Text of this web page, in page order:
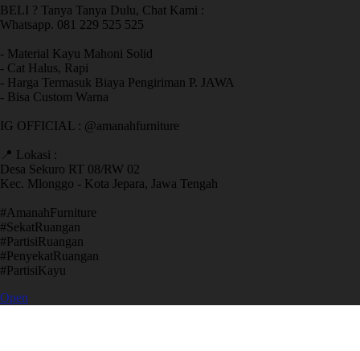
BELI ? Tanya Tanya Dulu, Chat Kami :
Whatsapp. 081 229 525 525
- Material Kayu Mahoni Solid
- Cat Halus, Rapi
- Harga Termasuk Biaya Pengiriman P. JAWA
- Bisa Custom Warna
IG OFFICIAL : @amanahfurniture
📍 Lokasi :
Desa Sekuro RT 08/RW 02
Kec. Mlonggo - Kota Jepara, Jawa Tengah
​#AmanahFurniture
​#SekatRuangan
​#PartisiRuangan
​#PenyekatRuangan
​#PartisiKayu
Open